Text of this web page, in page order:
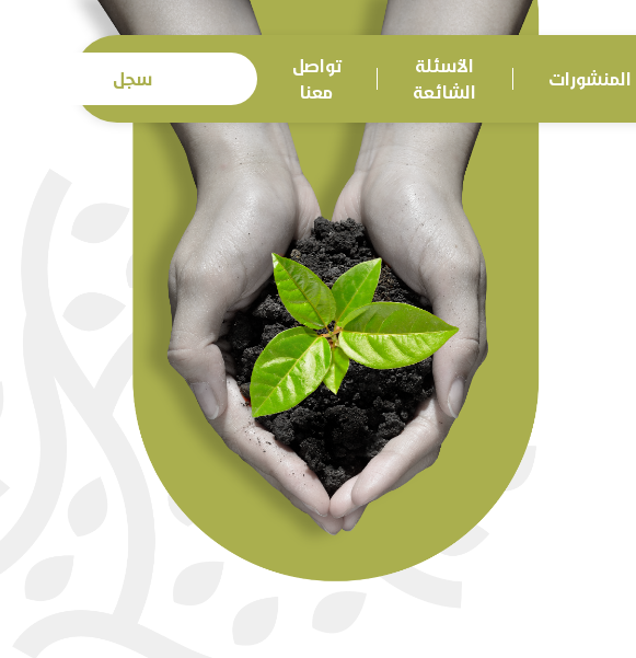
المنشورات
الأسئلة
الشائعة
تواصل
معنا
سجل